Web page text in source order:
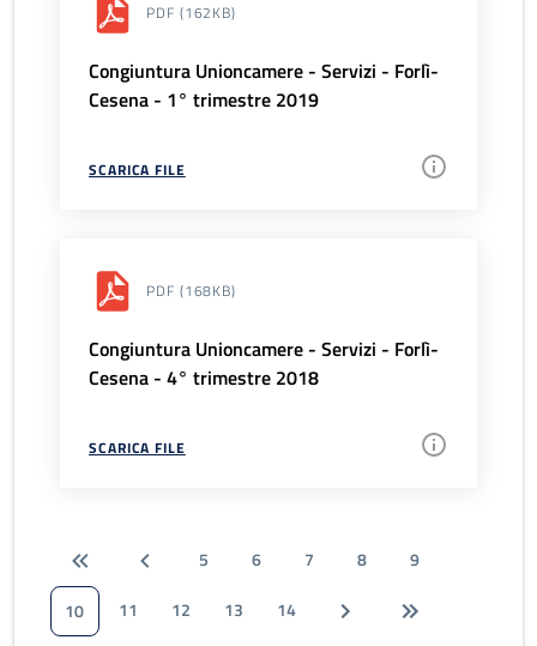
PDF (162KB)
Congiuntura Unioncamere - Servizi - Forlì-
Cesena - 1° trimestre 2019
SCARICA FILE
PDF (168KB)
Congiuntura Unioncamere - Servizi - Forlì-
Cesena - 4° trimestre 2018
SCARICA FILE
5 6 7 8
9
10
11 12 13 14